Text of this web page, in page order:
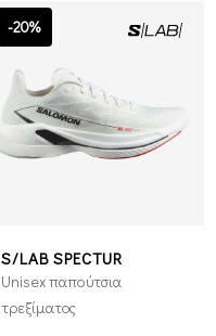
-20%
S/LAB SPECTUR
Unisex παπούτσια
τρεξίματος